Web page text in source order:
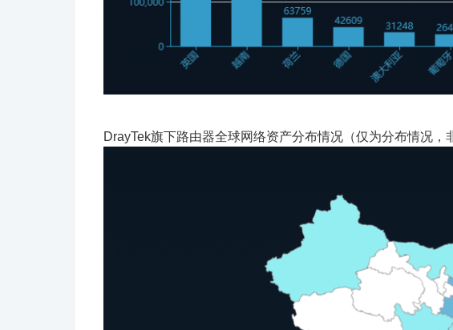
DrayTek旗下路由器全球网络资产分布情况（仅为分布情况，